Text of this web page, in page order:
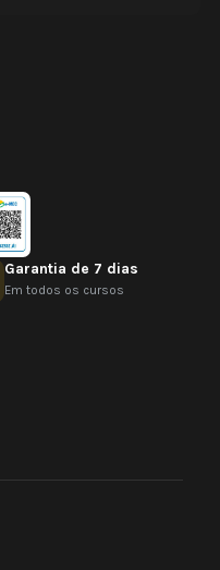
Garantia de 7 dias
Em todos os cursos